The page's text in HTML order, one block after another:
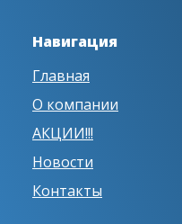
Навигация
Главная
О компании
АКЦИИ!!!
Новости
Контакты